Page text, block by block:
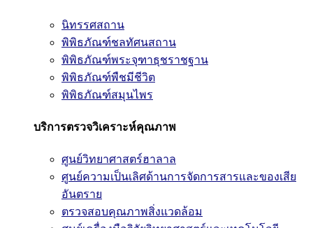
นิทรรศสถาน
พิพิธภัณฑ์ชลทัศนสถาน
พิพิธภัณฑ์พระจุฑาธุชราชฐาน
พิพิธภัณฑ์พืชมีชีวิต
พิพิธภัณฑ์สมุนไพร
บริการตรวจวิเคราะห์คุณภาพ
ศูนย์วิทยาศาสตร์ฮาลาล
ศูนย์ความเป็นเลิศด้านการจัดการสารและของเสีย
อันตราย
ตรวจสอบคุณภาพสิ่งแวดล้อม